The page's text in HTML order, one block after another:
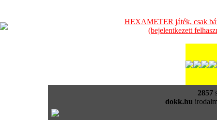
HEXAMETER játék, csak
(bejelentkezett
2857
dokk.hu